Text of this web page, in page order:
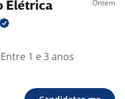
Elétrica Ontem
Entre 1 e 3 anos